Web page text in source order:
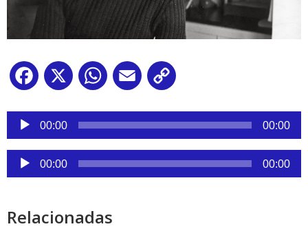
Facebook
X WhatsApp
Email
Reproductor
audio
00:00 00:00
Reproductor
de
00:00 00:00
Relacionadas